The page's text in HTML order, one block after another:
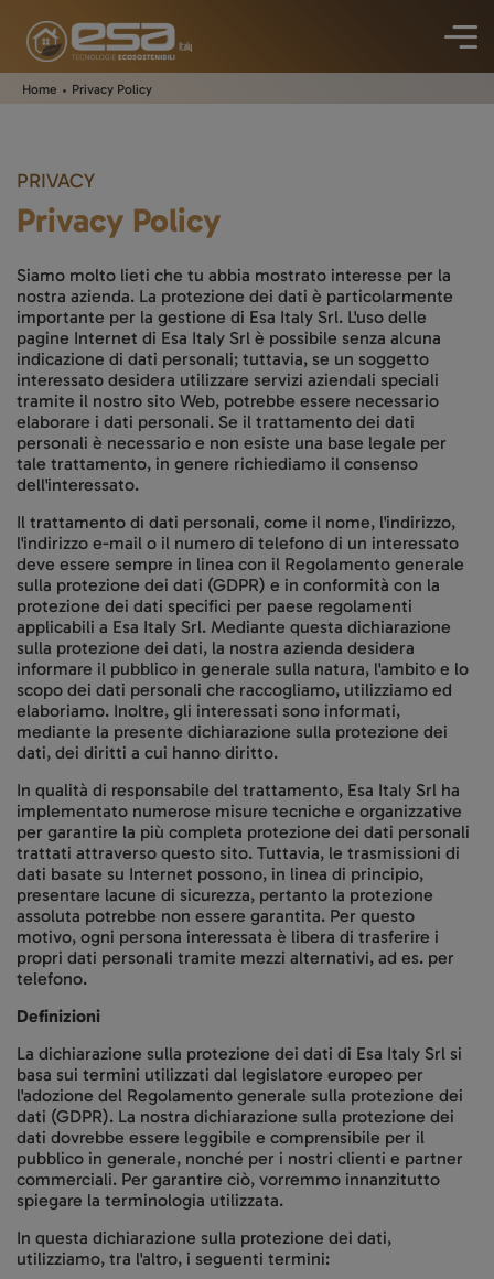
Home Privacy Policy
PRIVACY
Privacy Policy
Siamo molto lieti che tu abbia mostrato interesse per la
nostra azienda. La protezione dei dati è particolarmente
importante per la gestione di Esa Italy Srl. L'uso delle
pagine Internet di Esa Italy Srl è possibile senza alcuna
indicazione di dati personali; tuttavia, se un soggetto
interessato desidera utilizzare servizi aziendali speciali
tramite il nostro sito Web, potrebbe essere necessario
elaborare i dati personali. Se il trattamento dei dati
personali è necessario e non esiste una base legale per
tale trattamento, in genere richiediamo il consenso
dell'interessato.
Il trattamento di dati personali, come il nome, l'indirizzo,
l'indirizzo e-mail o il numero di telefono di un interessato
deve essere sempre in linea con il Regolamento generale
sulla protezione dei dati (GDPR) e in conformità con la
protezione dei dati specifici per paese regolamenti
applicabili a Esa Italy Srl. Mediante questa dichiarazione
sulla protezione dei dati, la nostra azienda desidera
informare il pubblico in generale sulla natura, l'ambito e lo
scopo dei dati personali che raccogliamo, utilizziamo ed
elaboriamo. Inoltre, gli interessati sono informati,
mediante la presente dichiarazione sulla protezione dei
dati, dei diritti a cui hanno diritto.
In qualità di responsabile del trattamento, Esa Italy Srl ha
implementato numerose misure tecniche e organizzative
per garantire la più completa protezione dei dati personali
trattati attraverso questo sito. Tuttavia, le trasmissioni di
dati basate su Internet possono, in linea di principio,
presentare lacune di sicurezza, pertanto la protezione
assoluta potrebbe non essere garantita. Per questo
motivo, ogni persona interessata è libera di trasferire i
propri dati personali tramite mezzi alternativi, ad es. per
telefono.
Definizioni
La dichiarazione sulla protezione dei dati di Esa Italy Srl si
basa sui termini utilizzati dal legislatore europeo per
l'adozione del Regolamento generale sulla protezione dei
dati (GDPR). La nostra dichiarazione sulla protezione dei
dati dovrebbe essere leggibile e comprensibile per il
pubblico in generale, nonché per i nostri clienti e partner
commerciali. Per garantire ciò, vorremmo innanzitutto
spiegare la terminologia utilizzata.
In questa dichiarazione sulla protezione dei dati,
utilizziamo, tra l'altro, i seguenti termini: